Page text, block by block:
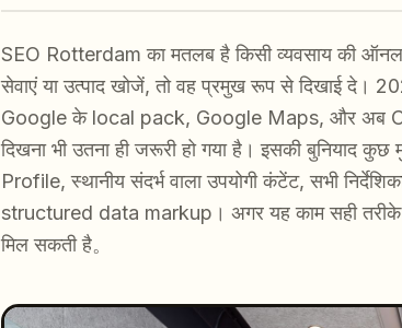
SEO Rotterdam का मतलब है किसी व्यवसाय की
सेवाएं या उत्पाद खोजें, तो वह प्रमुख रूप से दिखाई दे।
Google के local pack, Google Maps, और अब
दिखना भी उतना ही जरूरी हो गया है। इसकी बुनियाद
Profile, स्थानीय संदर्भ वाला उपयोगी कंटेंट, सभी
structured data markup। अगर यह काम सही तरीके से
मिल सकती है。